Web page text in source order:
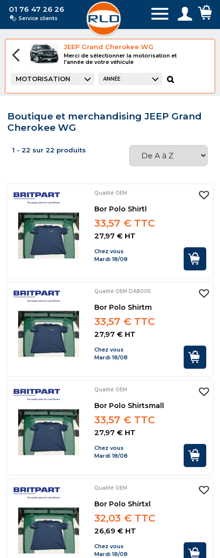
01 76 47 26 26
Service clients
JEEP Grand Cherokee WG
Merci de sélectionner la motorisation et
l'année de votre véhicule
MOTORISATION ANNÉE
Boutique et merchandising JEEP Grand
Cherokee WG
1 - 22 sur 22 produits
Qualité OEM
Bor Polo Shirtl
33,57 € TTC
27,97 € HT
Chez vous
Mardi 18/08
Qualité OEM DA8005
Bor Polo Shirtm
33,57 € TTC
27,97 € HT
Chez vous
Mardi 18/08
Qualité OEM
Bor Polo Shirtsmall
33,57 € TTC
27,97 € HT
Chez vous
Mardi 18/08
Qualité OEM
Bor Polo Shirtxl
32,03 € TTC
26,69 € HT
Chez vous
Mardi 18/08